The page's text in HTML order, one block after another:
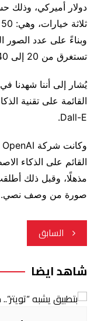
دولار أميركي، وذلك
وبناءً على عدد الصور
تستغرق من 20 إلى 40 دقيقة.
يُشار إلى أننا شهدنا
Dall-E.
صورة من وصف نصي.
تصفّح
المقالات
السابق
شاهد ايضا